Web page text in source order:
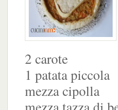
2 carote
1 patata piccola
mezza cipolla